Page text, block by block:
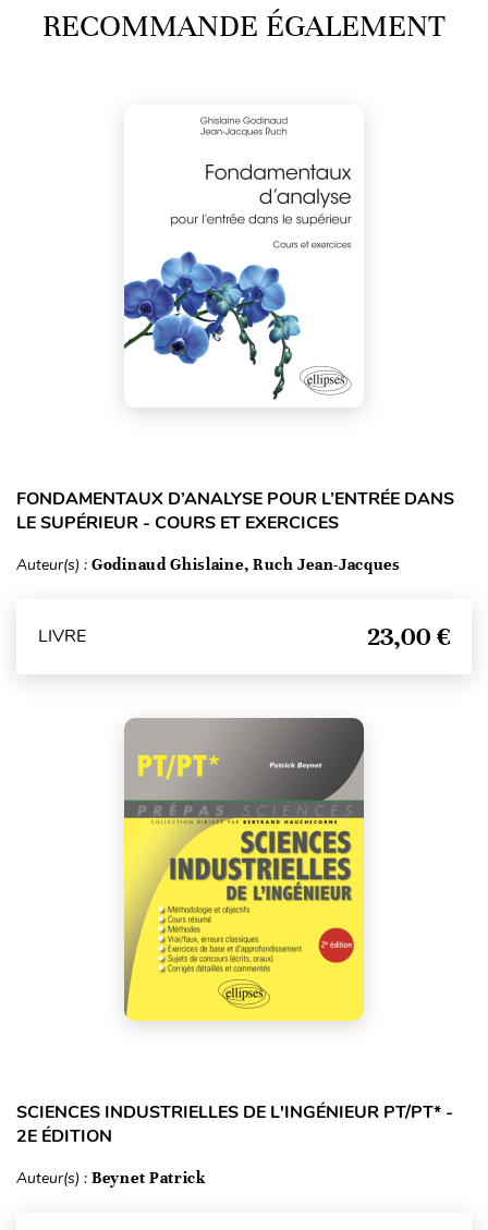
RECOMMANDE ÉGALEMENT
FONDAMENTAUX D’ANALYSE POUR L’ENTRÉE DANS
LE SUPÉRIEUR - COURS ET EXERCICES
Auteur(s) : Godinaud Ghislaine, Ruch Jean-Jacques
LIVRE 23,00 €
SCIENCES INDUSTRIELLES DE L'INGÉNIEUR PT/PT* -
2E ÉDITION
Auteur(s) : Beynet Patrick